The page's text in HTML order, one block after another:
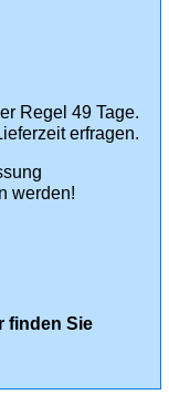
Regel 49 Tage.
erfragen.
werden!
finden Sie